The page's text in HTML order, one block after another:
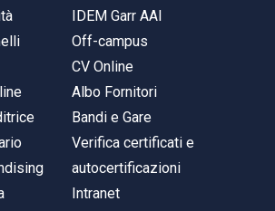
IDEM Garr AAI
Off-campus
CV Online
Albo Fornitori
Bandi e Gare
Verifica certificati e
autocertificazioni
Intranet